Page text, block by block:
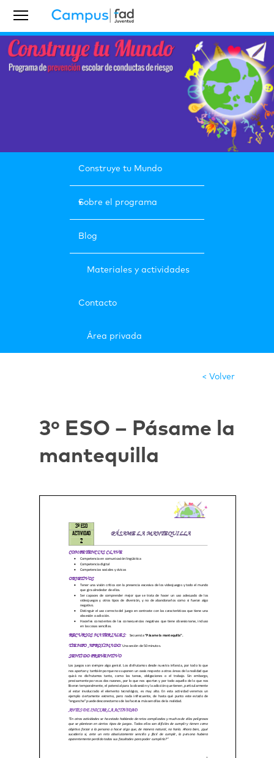
Construye tu Mundo
Sobre el programa
Blog
Materiales y actividades
Contacto
Área privada
< Volver
3º ESO – Pásame la
mantequilla